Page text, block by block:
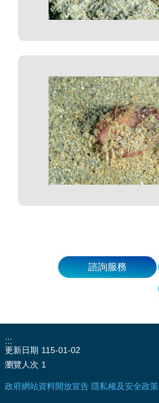
諮詢服務
:::
更新日期 115-01-02
瀏覽人次 1
政府網站資料開放宣告 隱私權及安全政策